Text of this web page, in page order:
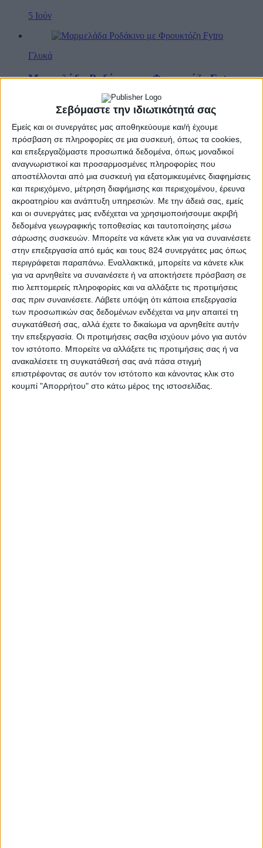
Σεβόμαστε την ιδιωτικότητά σας
Εμείς και οι συνεργάτες μας αποθηκεύουμε και/ή έχουμε
πρόσβαση σε πληροφορίες σε μια συσκευή, όπως τα cookies,
και επεξεργαζόμαστε προσωπικά δεδομένα, όπως μοναδικοί
αναγνωριστικοί και προσαρμοσμένες πληροφορίες που
αποστέλλονται από μια συσκευή για εξατομικευμένες διαφημίσεις
και περιεχόμενο, μέτρηση διαφήμισης και περιεχομένου, έρευνα
ακροατηρίου και ανάπτυξη υπηρεσιών. Με την άδειά σας, εμείς
και οι συνεργάτες μας ενδέχεται να χρησιμοποιήσουμε ακριβή
δεδομένα γεωγραφικής τοποθεσίας και ταυτοποίησης μέσω
σάρωσης συσκευών. Μπορείτε να κάνετε κλικ για να συναινέσετε
στην επεξεργασία από εμάς και τους 824 συνεργάτες μας όπως
περιγράφεται παραπάνω. Εναλλακτικά, μπορείτε να κάνετε κλικ
για να αρνηθείτε να συναινέσετε ή να αποκτήσετε πρόσβαση σε
πιο λεπτομερείς πληροφορίες και να αλλάξετε τις προτιμήσεις
σας πριν συναινέσετε. Λάβετε υπόψη ότι κάποια επεξεργασία
των προσωπικών σας δεδομένων ενδέχεται να μην απαιτεί τη
συγκατάθεσή σας, αλλά έχετε το δικαίωμα να αρνηθείτε αυτήν
την επεξεργασία. Οι προτιμήσεις σαςθα ισχύουν μόνο για αυτόν
τον ιστότοπο. Μπορείτε να αλλάξετε τις προτιμήσεις σας ή να
ανακαλέσετε τη συγκατάθεσή σας ανά πάσα στιγμή
επιστρέφοντας σε αυτόν τον ιστότοπο και κάνοντας κλικ στο
κουμπί "Απορρήτου" στο κάτω μέρος της ιστοσελίδας.
5 Ιούν
Γλυκά
Μαρμελάδα Ροδάκινο με Φρουκτόζη Fytro
Γλυκά
Μαρμελάδα Βύσσινο με Φρουκτόζη Fytro
5 Ιούν
Γλυκά
Επιδόρπιο γάλακτος με γεύση βανίλια
5 Ιούν
Γλυκά
Γλύκισμα με μήλα με Κρέμα Ζαχαροπλαστικής
Sweet & Balance
5 Ιούν